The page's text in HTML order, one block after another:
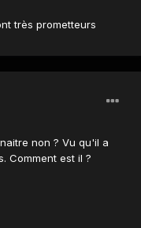
très prometteurs
non ? Vu qu'il a
Comment est il ?